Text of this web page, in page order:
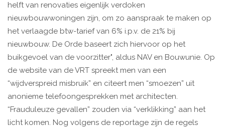
helft van renovaties eigenlijk verdoken
nieuwbouwwoningen zijn, om zo aanspraak te maken op
het verlaagde btw-tarief van 6% i.p.v. de 21% bij
nieuwbouw. De Orde baseert zich hiervoor op het
buikgevoel van de voorzitter", aldus NAV en Bouwunie. Op
de website van de VRT spreekt men van een
“wijdverspreid misbruik” en citeert men “smoezen” uit
anonieme telefoongesprekken met architecten.
“Frauduleuze gevallen” zouden via “verklikking” aan het
licht komen. Nog volgens de reportage zijn de regels